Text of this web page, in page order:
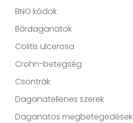
BNO kódok
Bőrdaganatok
Colitis ulcerosa
Crohn-betegség
Csontrák
Daganatellenes szerek
Daganatos megbetegedések